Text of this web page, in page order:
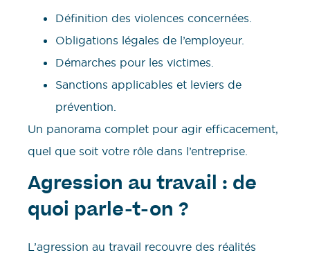
Définition des violences concernées.
Obligations légales de l’employeur.
Démarches pour les victimes.
Sanctions applicables et leviers de
prévention.
Un panorama complet pour agir efficacement,
quel que soit votre rôle dans l’entreprise.
Agression au travail : de
quoi parle-t-on ?
L’agression au travail recouvre des réalités